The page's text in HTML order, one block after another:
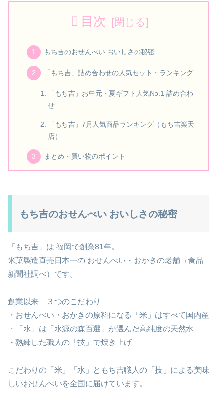
目次
もち吉のおせんべい おいしさの秘密
「もち吉」詰め合わせの人気セット・ランキング
「もち吉」お中元・夏ギフト人気No.1 詰め合わ
せ
「もち吉」7月人気商品ランキング（もち吉楽天
店）
まとめ・買い物のポイント
もち吉のおせんべい おいしさの秘密
「もち吉」は 福岡で創業81年。
米菓製造直売日本一の おせんべい・おかきの老舗（食品
新聞社調べ）です。
創業以来 ３つのこだわり
・おせんべい・おかきの原料になる「米」はすべて国内産
・「水」は「水源の森百選」が選んだ高純度の天然水
・熟練した職人の「技」で焼き上げ
こだわりの「米」「水」ともち吉職人の「技」による美味
しいおせんべいを全国に届けています。